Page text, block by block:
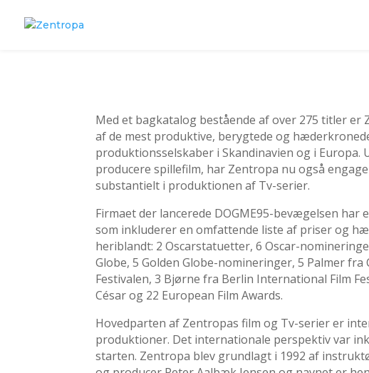
Med et bagkatalog bestående af over 275 titler er
af de mest produktive, berygtede og
produktionsselskaber i Skandinavien og i Europa.
producere spillefilm, har Zentropa nu også
substantielt i produktionen af Tv-serier.
Firmaet der lancerede DOGME95-bevægelsen har
som inkluderer en omfattende liste af priser og
heriblandt: 2 Oscarstatuetter, 6 Oscar-
Globe, 5 Golden Globe-nomineringer, 5 Palmer fra
Festivalen, 3 Bjørne fra Berlin International Film
César og 22 European Film Awards.
Hovedparten af Zentropas film og Tv-serier er
produktioner. Det internationale perspektiv var
starten. Zentropa blev grundlagt i 1992 af